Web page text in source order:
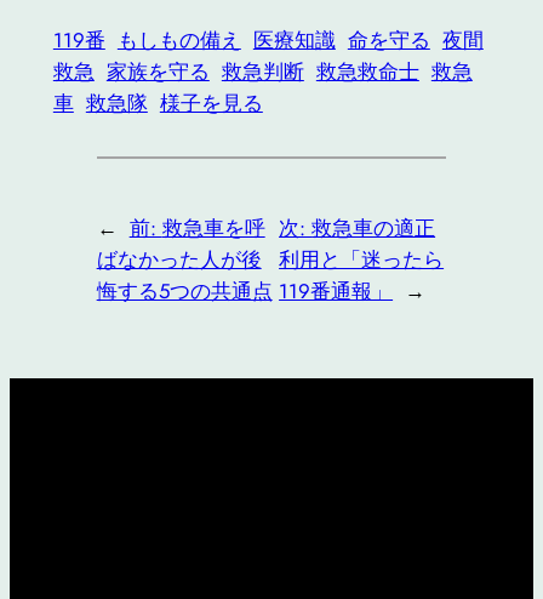
119番 もしもの備え 医療知識 命を守る 夜間
救急 家族を守る 救急判断 救急救命士 救急
車 救急隊 様子を見る
← 前: 救急車を呼
ばなかった人が後
悔する5つの共通点
次:救急車の適正
利用と「迷ったら
119番通報」
→